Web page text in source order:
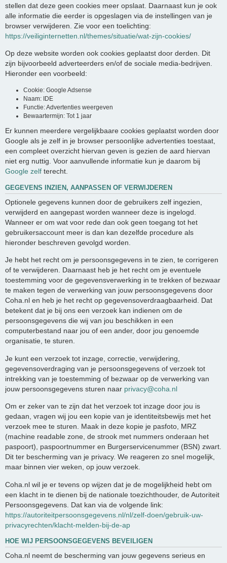
stellen dat deze geen cookies meer opslaat. Daarnaast kun je ook
alle informatie die eerder is opgeslagen via de instellingen van je
browser verwijderen. Zie voor een toelichting:
https://veiliginternetten.nl/themes/situatie/wat-zijn-cookies/
Op deze website worden ook cookies geplaatst door derden. Dit
zijn bijvoorbeeld adverteerders en/of de sociale media-bedrijven.
Hieronder een voorbeeld:
Cookie: Google Adsense
Naam: IDE
Functie: Advertenties weergeven
Bewaartermijn: Tot 1 jaar
Er kunnen meerdere vergelijkbaare cookies geplaatst worden door
Google als je zelf in je browser persoonlijke advertenties toestaat,
een compleet overzicht hiervan geven is gezien de aard hiervan
niet erg nuttig. Voor aanvullende informatie kun je daarom bij
Google zelf terecht.
GEGEVENS INZIEN, AANPASSEN OF VERWIJDEREN
Optionele gegevens kunnen door de gebruikers zelf ingezien,
verwijderd en aangepast worden wanneer deze is ingelogd.
Wanneer er om wat voor rede dan ook geen toegang tot het
gebruikersaccount meer is dan kan dezelfde procedure als
hieronder beschreven gevolgd worden.
Je hebt het recht om je persoonsgegevens in te zien, te corrigeren
of te verwijderen. Daarnaast heb je het recht om je eventuele
toestemming voor de gegevensverwerking in te trekken of bezwaar
te maken tegen de verwerking van jouw persoonsgegevens door
Coha.nl en heb je het recht op gegevensoverdraagbaarheid. Dat
betekent dat je bij ons een verzoek kan indienen om de
persoonsgegevens die wij van jou beschikken in een
computerbestand naar jou of een ander, door jou genoemde
organisatie, te sturen.
Je kunt een verzoek tot inzage, correctie, verwijdering,
gegevensoverdraging van je persoonsgegevens of verzoek tot
intrekking van je toestemming of bezwaar op de verwerking van
jouw persoonsgegevens sturen naar privacy@coha.nl
Om er zeker van te zijn dat het verzoek tot inzage door jou is
gedaan, vragen wij jou een kopie van je identiteitsbewijs met het
verzoek mee te sturen. Maak in deze kopie je pasfoto, MRZ
(machine readable zone, de strook met nummers onderaan het
paspoort), paspoortnummer en Burgerservicenummer (BSN) zwart.
Dit ter bescherming van je privacy. We reageren zo snel mogelijk,
maar binnen vier weken, op jouw verzoek.
Coha.nl wil je er tevens op wijzen dat je de mogelijkheid hebt om
een klacht in te dienen bij de nationale toezichthouder, de Autoriteit
Persoonsgegevens. Dat kan via de volgende link:
https://autoriteitpersoonsgegevens.nl/nl/zelf-doen/gebruik-uw-
privacyrechten/klacht-melden-bij-de-ap
HOE WIJ PERSOONSGEGEVENS BEVEILIGEN
Coha.nl neemt de bescherming van jouw gegevens serieus en